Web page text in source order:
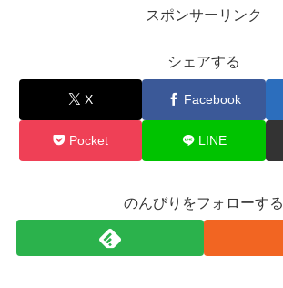
スポンサーリンク
シェアする
X Facebook
Pocket LINE
のんびりをフォローする